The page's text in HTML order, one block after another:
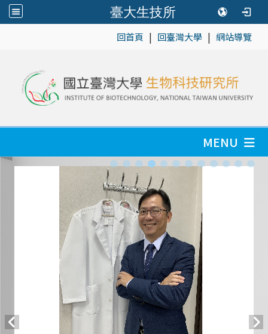
臺大生技所
回首頁 | 回臺灣大學 | 網站導覽
MENU